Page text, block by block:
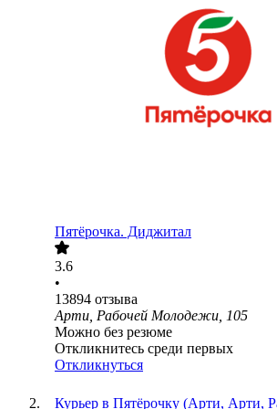
Пятёрочка. Диджитал
3.6
•
13894 отзыва
Арти, Рабочей Молодежи, 105
Можно без резюме
Откликнитесь среди первых
Откликнуться
Курьер в Пятёрочку (Арти, Арти,